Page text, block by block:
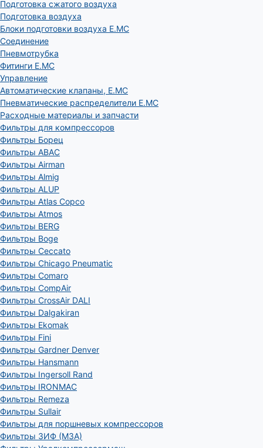
Подготовка сжатого воздуха
Подготовка воздуха
Блоки подготовки воздуха E.MC
Соединение
Пневмотрубка
Фитинги E.MC
Управление
Автоматические клапаны, Е.МС
Пневматические распределители E.MC
Расходные материалы и запчасти
Фильтры для компрессоров
Фильтры Борец
Фильтры ABAC
Фильтры Airman
Фильтры Almig
Фильтры ALUP
Фильтры Atlas Copco
Фильтры Atmos
Фильтры BERG
Фильтры Boge
Фильтры Ceccato
Фильтры Chicago Pneumatic
Фильтры Comaro
Фильтры CompAir
Фильтры CrossAir DALI
Фильтры Dalgakiran
Фильтры Ekomak
Фильтры Fini
Фильтры Gardner Denver
Фильтры Hansmann
Фильтры Ingersoll Rand
Фильтры IRONMAC
Фильтры Remeza
Фильтры Sullair
Фильтры для поршневых компрессоров
Фильтры ЗИФ (МЗА)